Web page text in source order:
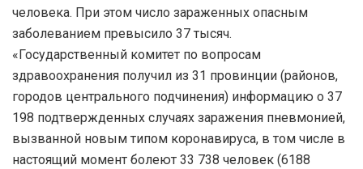
человека. При этом число зараженных опасным
заболеванием превысило 37 тысяч.
«Государственный комитет по вопросам
здравоохранения получил из 31 провинции (районов,
городов центрального подчинения) информацию о 37
198 подтвержденных случаях заражения пневмонией,
вызванной новым типом коронавируса, в том числе в
настоящий момент болеют 33 738 человек (6188